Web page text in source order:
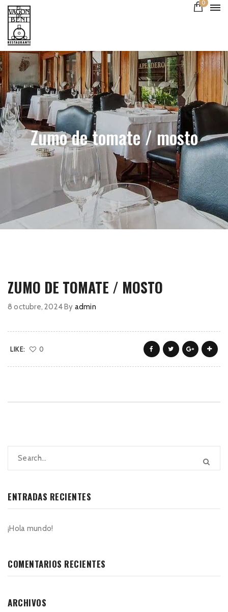
0
Zumo de tomate / mosto
ZUMO DE TOMATE / MOSTO
8 octubre, 2024By admin
LIKE: 0
ENTRADAS RECIENTES
¡Hola mundo!
COMENTARIOS RECIENTES
ARCHIVOS